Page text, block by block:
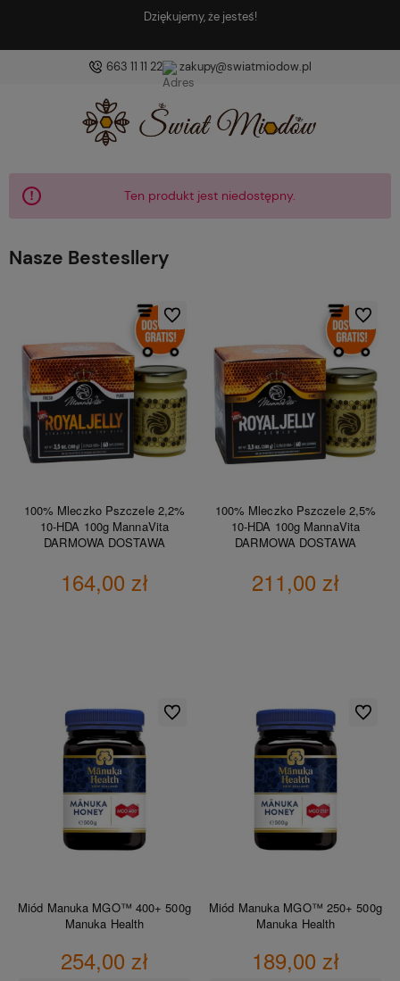
Znajdź coś dobrego i coś
663 11 11 22 zakupy@swiatmiodow.pl
Ten produkt jest niedostępny.
Nasze Bestesllery
100% Mleczko Pszczele 2,2%
10-HDA 100g MannaVita
DARMOWA DOSTAWA
164,00 zł
Do ulubionych
100% Mleczko Pszczele 2,5%
10-HDA 100g MannaVita
DARMOWA DOSTAWA
211,00 zł
Do
Miód Manuka MGO™ 400+ 500g
Manuka Health
254,00 zł
Do ulubionych
Miód Manuka MGO™ 250+ 500g
Manuka Health
189,00 zł
Do